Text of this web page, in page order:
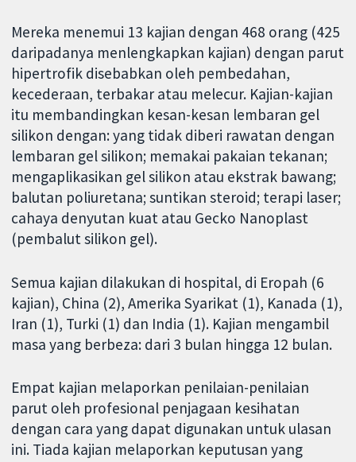
Mereka menemui 13 kajian dengan 468 orang (425
daripadanya menlengkapkan kajian) dengan parut
hipertrofik disebabkan oleh pembedahan,
kecederaan, terbakar atau melecur. Kajian-kajian
itu membandingkan kesan-kesan lembaran gel
silikon dengan: yang tidak diberi rawatan dengan
lembaran gel silikon; memakai pakaian tekanan;
mengaplikasikan gel silikon atau ekstrak bawang;
balutan poliuretana; suntikan steroid; terapi laser;
cahaya denyutan kuat atau Gecko Nanoplast
(pembalut silikon gel).
Semua kajian dilakukan di hospital, di Eropah (6
kajian), China (2), Amerika Syarikat (1), Kanada (1),
Iran (1), Turki (1) dan India (1). Kajian mengambil
masa yang berbeza: dari 3 bulan hingga 12 bulan.
Empat kajian melaporkan penilaian-penilaian
parut oleh profesional penjagaan kesihatan
dengan cara yang dapat digunakan untuk ulasan
ini. Tiada kajian melaporkan keputusan yang